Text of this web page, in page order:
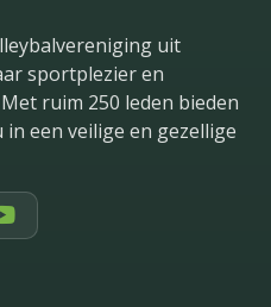
uit
sportplezier en
ruim 250 leden bieden
een veilige en gezellige